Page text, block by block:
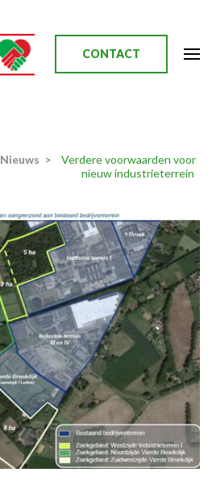
CONTACT
Nieuws >
Verdere voorwaarden voor
nieuw industrieterrein